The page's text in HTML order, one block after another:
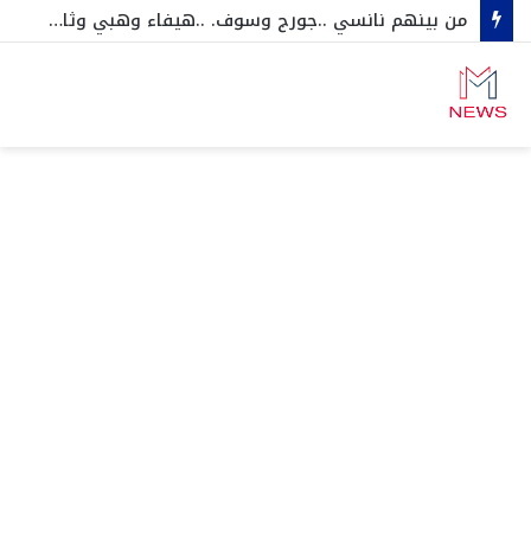
من بينهم نانسي ..جورج وسوف. ..هيفاء وهبي وثامر حين …مفاجآت كبرى على مسرح قرطاج انطلاقا من سبتمبر ….اكبر مشاهير الفن العربي في تونس